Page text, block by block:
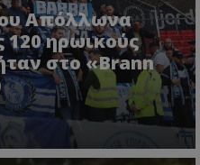
Απόλλωνα
120 ηρωικούς
στο «Brann